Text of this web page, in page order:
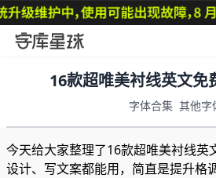
16款超唯美衬线英文免
字体合集 其他字
今天给大家整理了16款超唯美衬线英
设计、写文案都能用，简直是提升格